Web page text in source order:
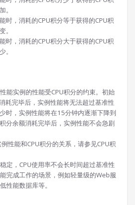
。
时，消耗的CPU积分等于获得的CPU积
。
时，消耗的CPU积分大于获得的CPU积
。
能实例的性能受CPU积分的约束。初始
耗完毕后，实例性能将无法超过基准性
时，实例性能将在15分钟内逐渐下降到
分余额消耗完毕后，实例性能不会急剧
性能和CPU积分的关系，请参见CPU积
定，CPU使用率不会长时间超过基准性
完成工作的场景，例如轻量级的Web服
性能数据库等。